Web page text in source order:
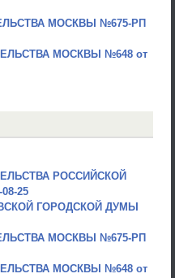
МОСКВЫ №675-РП
МОСКВЫ №648 от
РОССИЙСКОЙ
25
ГОРОДСКОЙ ДУМЫ
МОСКВЫ №675-РП
МОСКВЫ №648 от